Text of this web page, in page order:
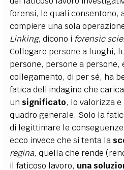
forensi, le quali consentono,
compiere una sola
Linking, dicono i forensic
Collegare persone a luoghi,
persone, persone a persone,
collegamento, di per sé, ha
fatica dell’indagine che
un significato, lo valorizza
quadro generale. Solo la
di legittimare le
ecco invece che si tenta la
regina, quella che rende
il faticoso lavoro, una